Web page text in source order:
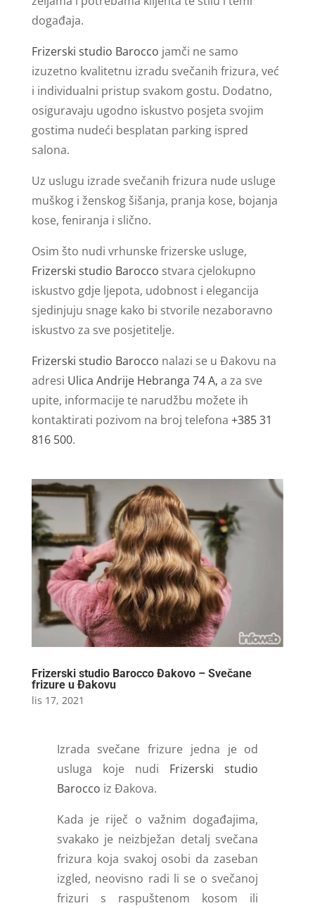
događaja.
Frizerski studio Barocco jamči ne samo
izuzetno kvalitetnu izradu svečanih frizura, već
i individualni pristup svakom gostu. Dodatno,
osiguravaju ugodno iskustvo posjeta svojim
gostima nudeći besplatan parking ispred
salona.
Uz uslugu izrade svečanih frizura nude usluge
muškog i ženskog šišanja, pranja kose, bojanja
kose, feniranja i slično.
Osim što nudi vrhunske frizerske usluge,
Frizerski studio Barocco stvara cjelokupno
iskustvo gdje ljepota, udobnost i elegancija
sjedinjuju snage kako bi stvorile nezaboravno
iskustvo za sve posjetitelje.
Frizerski studio Barocco nalazi se u Đakovu na
adresi Ulica Andrije Hebranga 74 A, a za sve
upite, informacije te narudžbu možete ih
kontaktirati pozivom na broj telefona +385 31
816 500.
Frizerski studio Barocco Đakovo – Svečane
frizure u Đakovu
lis 17, 2021
Izrada svečane frizure jedna je od
usluga koje nudi Frizerski studio
Barocco iz Đakova.
Kada je riječ o važnim događajima,
svakako je neizbježan detalj svečana
frizura koja svakoj osobi da zaseban
izgled, neovisno radi li se o svečanoj
frizuri s raspuštenom kosom ili